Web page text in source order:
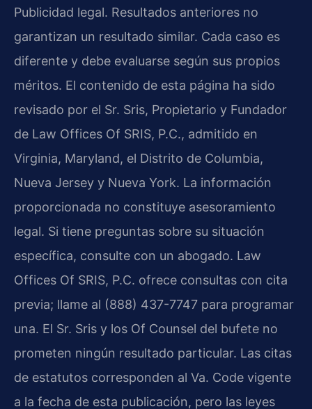
Publicidad legal. Resultados anteriores no
garantizan un resultado similar. Cada caso es
diferente y debe evaluarse según sus propios
méritos. El contenido de esta página ha sido
revisado por el Sr. Sris, Propietario y Fundador
de Law Offices Of SRIS, P.C., admitido en
Virginia, Maryland, el Distrito de Columbia,
Nueva Jersey y Nueva York. La información
proporcionada no constituye asesoramiento
legal. Si tiene preguntas sobre su situación
específica, consulte con un abogado. Law
Offices Of SRIS, P.C. ofrece consultas con cita
previa; llame al (888) 437-7747 para programar
una. El Sr. Sris y los Of Counsel del bufete no
prometen ningún resultado particular. Las citas
de estatutos corresponden al Va. Code vigente
a la fecha de esta publicación, pero las leyes